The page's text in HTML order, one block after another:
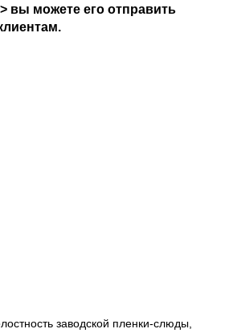
вы можете его отправить
заводской пленки-слюды,